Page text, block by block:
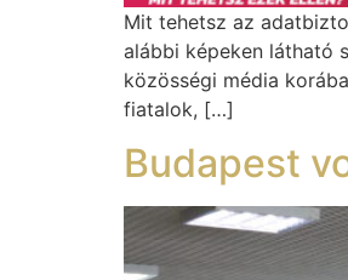
Mit tehetsz az
alábbi képeken látható
közösségi média
fiatalok, […]
Budapest